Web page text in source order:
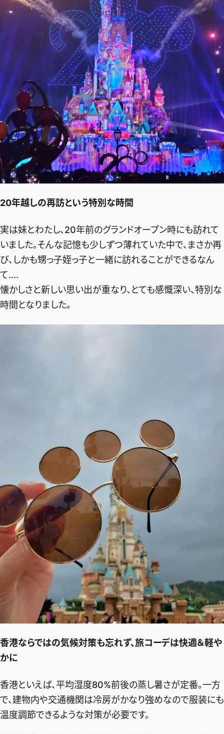
20年越しの再訪という特別な時間
実は妹とわたし、20年前のグランドオープン時にも訪れて
いました。そんな記憶も少しずつ薄れていた中で、まさか再
び、しかも甥っ子姪っ子と一緒に訪れることができるなん
て....
懐かしさと新しい思い出が重なり、とても感慨深い、特別な
時間となりました。
香港ならではの気候対策も忘れず、旅コーデは快適＆軽や
かに
香港といえば、平均湿度80%前後の蒸し暑さが定番。一方
で、建物内や交通機関は冷房がかなり強めなので服装にも
温度調節できるような対策が必要です。